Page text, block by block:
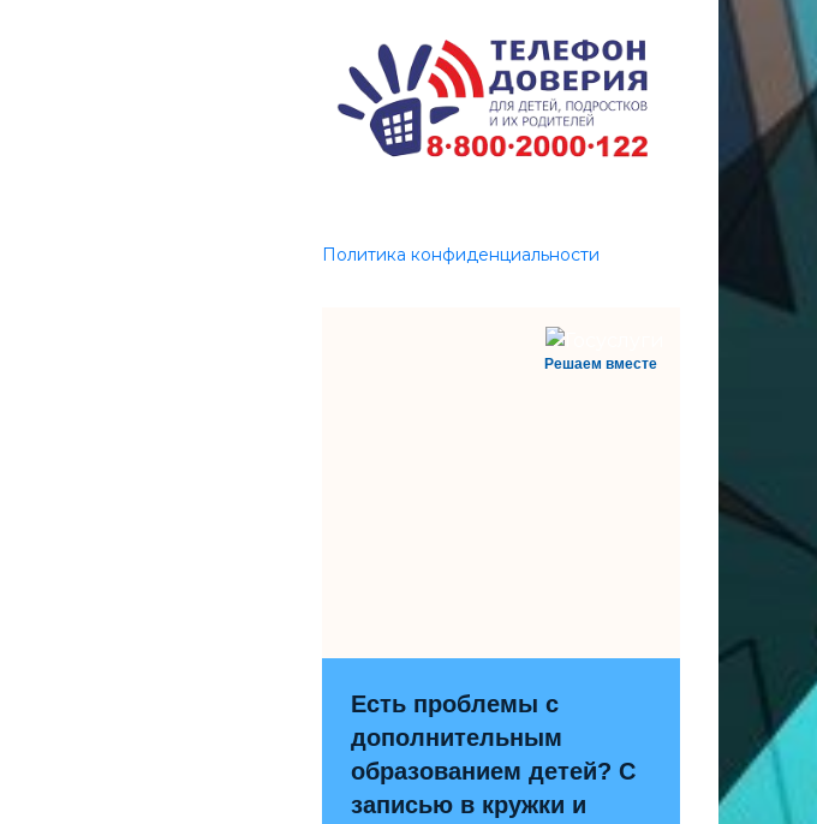
Политика конфиденциальности
Решаем вместе
Есть проблемы с
дополнительным
образованием детей? С
записью в кружки и